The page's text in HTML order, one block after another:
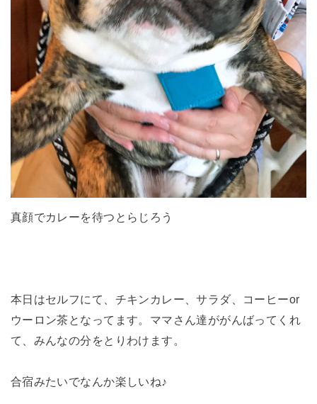
真顔でカレーを待つとらじろう
本日はセルフにて、チキンカレー、サラダ、コーヒーor
ウーロン茶となってます。ママさん達ががんばってくれ
て、みんなの分をとりわけます。
合宿みたいでなんか楽しいね♪